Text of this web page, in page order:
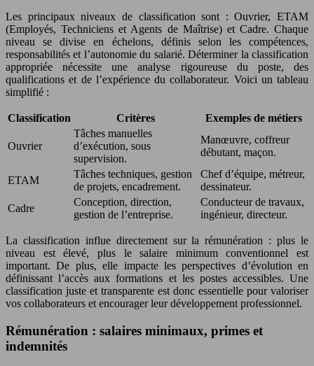
Les principaux niveaux de classification sont : Ouvrier, ETAM
(Employés, Techniciens et Agents de Maîtrise) et Cadre. Chaque
niveau se divise en échelons, définis selon les compétences,
responsabilités et l’autonomie du salarié. Déterminer la classification
appropriée nécessite une analyse rigoureuse du poste, des
qualifications et de l’expérience du collaborateur. Voici un tableau
simplifié :
Classification Critères Exemples de métiers
Ouvrier
Tâches manuelles
d’exécution, sous
supervision.
Manœuvre, coffreur
débutant, maçon.
ETAM
Tâches techniques, gestion
de projets, encadrement.
Chef d’équipe, métreur,
dessinateur.
Cadre
Conception, direction,
gestion de l’entreprise.
Conducteur de travaux,
ingénieur, directeur.
La classification influe directement sur la rémunération : plus le
niveau est élevé, plus le salaire minimum conventionnel est
important. De plus, elle impacte les perspectives d’évolution en
définissant l’accès aux formations et les postes accessibles. Une
classification juste et transparente est donc essentielle pour valoriser
vos collaborateurs et encourager leur développement professionnel.
Rémunération : salaires minimaux, primes et
indemnités